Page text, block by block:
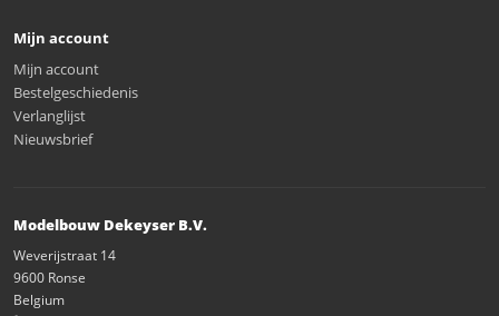
Mijn account
Mijn account
Bestelgeschiedenis
Verlanglijst
Nieuwsbrief
Modelbouw Dekeyser B.V.
Weverijstraat 14
9600 Ronse
Belgium